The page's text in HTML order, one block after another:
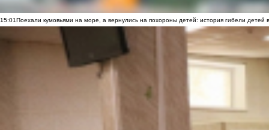
15:01Поехали кумовьями на море, а вернулись на похороны детей: история гибели детей